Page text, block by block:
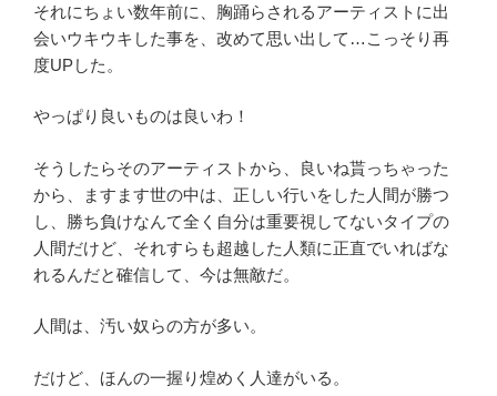
それにちょい数年前に、胸踊らされるアーティストに出
会いウキウキした事を、改めて思い出して…こっそり再
度UPした。
やっぱり良いものは良いわ！
そうしたらそのアーティストから、良いね貰っちゃった
から、ますます世の中は、正しい行いをした人間が勝つ
し、勝ち負けなんて全く自分は重要視してないタイプの
人間だけど、それすらも超越した人類に正直でいればな
れるんだと確信して、今は無敵だ。
人間は、汚い奴らの方が多い。
だけど、ほんの一握り煌めく人達がいる。